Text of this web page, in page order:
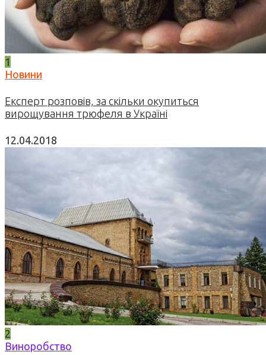
1
Новини
Експерт розповів, за скільки окупиться
вирощування трюфеля в Україні
12.04.2018
2
Виноробство